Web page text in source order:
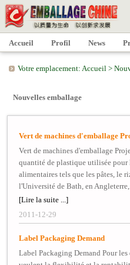
Votre emplacement: Accueil >
Nouvelles emballage
Vert de machines d'emballage
Vert de machines d'emballage
quantité de plastique utilisée pour
alimentaires tels que les pâtes, le
l'Université de Bath, en
construire une nouvelle machine
développant un moyen plus
espèrent réduire la quantité de
conduisant à des économies de
d'enfouissement. L'équipe se
remplir mécaniquement et sceller
[Lire la suite ...]
2011-12-29
Label Packaging Demand
Label Packaging Demand Pour
Accueil Profil News